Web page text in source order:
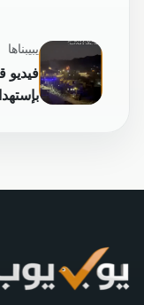
يبيبناها
فيديو